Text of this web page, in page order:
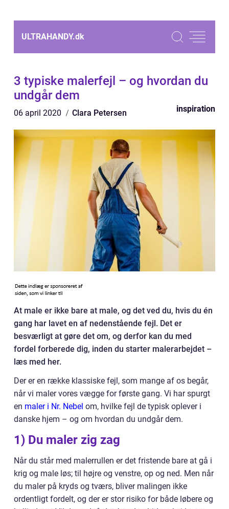
ULTRAHANDY.dk
3 typiske malerfejl – og hvordan du
undgår dem
06 april 2020 Clara Petersen inspiration
At male er ikke bare at male, og det ved du, hvis du én
gang har lavet en af nedenstående fejl. Det er
besværligt at gøre det om, og derfor kan du med
fordel forberede dig, inden du starter malerarbejdet –
læs med her.
Der er en række klassiske fejl, som mange af os begår,
når vi maler vores vægge for første gang. Vi har spurgt
en maler i Nr. Nebel om, hvilke fejl de typisk oplever i
danske hjem – og om hvordan du undgår dem.
1) Du maler zig zag
Når du står med malerrullen er det fristende bare at gå i
krig og male løs; til højre og venstre, op og ned. Men når
du maler på kryds og tværs, bliver malingen ikke
ordentligt fordelt, og der er stor risiko for både løbere og